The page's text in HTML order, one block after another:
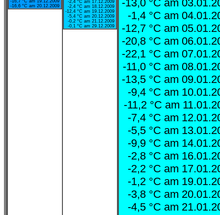
-16,7 °C am 19.12.2009
-16,6 °C am 20.12.2009
-2,4 °C am 17.12.2009
-2,4 °C am 18.12.2009
-12,4 °C am 19.12.2009
-5,4 °C am 20.12.2009
-0,2 °C am 21.12.2009
-0,1 °C am 29.12.2009
-13,0 °C am
-1,4 °C am
-12,7 °C am
-20,8 °C am
-22,1 °C am
-11,0 °C am
-13,5 °C am
-9,4 °C am
-11,2 °C am
-7,4 °C am
-5,5 °C am
-9,9 °C am
-2,8 °C am
-2,2 °C am
-1,2 °C am
-3,8 °C am
-4,5 °C am